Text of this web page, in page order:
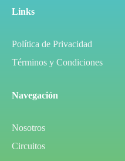
Links
Política de Privacidad
Términos y Condiciones
Navegación
Nosotros
Circuitos